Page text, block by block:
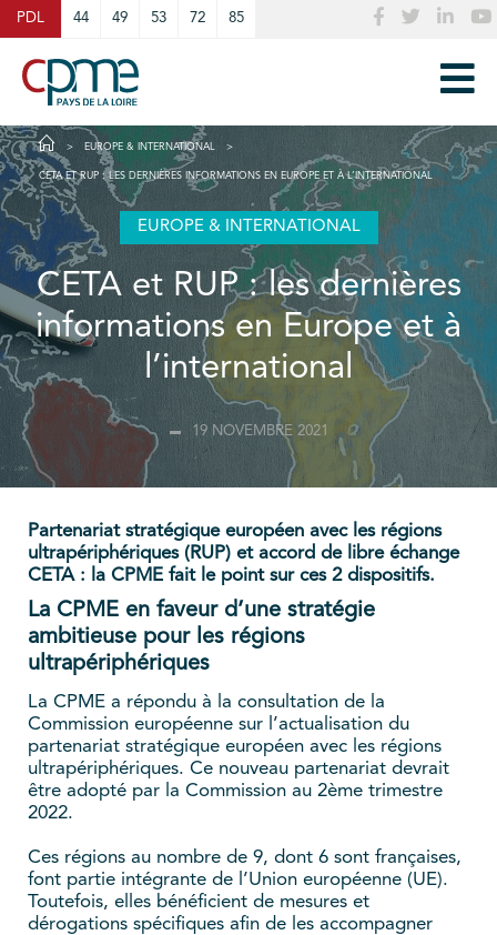
PDL 44 49 53 72 85
EUROPE & INTERNATIONAL
CETA ET RUP : LES DERNIÈRES INFORMATIONS EN EUROPE ET À L’INTERNATIONAL
EUROPE & INTERNATIONAL
CETA et RUP : les dernières
informations en Europe et à
l’international
19 NOVEMBRE 2021
Partenariat stratégique européen avec les régions
ultrapériphériques (RUP) et accord de libre échange
CETA : la CPME fait le point sur ces 2 dispositifs.
La CPME en faveur d’une stratégie
ambitieuse pour les régions
ultrapériphériques
La CPME a répondu à la consultation de la
Commission européenne sur l’actualisation du
partenariat stratégique européen avec les régions
ultrapériphériques. Ce nouveau partenariat devrait
être adopté par la Commission au 2ème trimestre
2022.
Ces régions au nombre de 9, dont 6 sont françaises,
font partie intégrante de l’Union européenne (UE).
Toutefois, elles bénéficient de mesures et
dérogations spécifiques afin de les accompagner
Cookies management panel